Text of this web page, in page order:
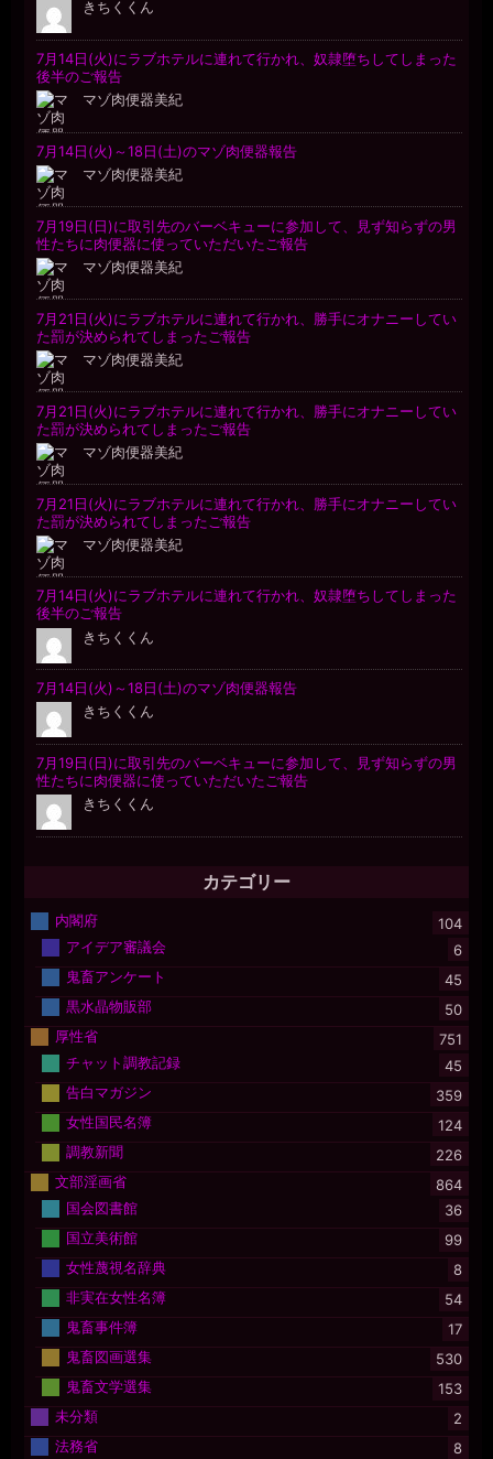
カテゴリー
内閣府
104
アイデア審議会
6
鬼畜アンケート
45
黒水晶物販部
50
厚性省
751
チャット調教記録
45
告白マガジン
359
女性国民名簿
124
調教新聞
226
文部淫画省
864
国会図書館
36
国立美術館
99
女性蔑視名辞典
8
非実在女性名簿
54
鬼畜事件簿
17
鬼畜図画選集
530
鬼畜文学選集
153
未分類
2
法務省
8